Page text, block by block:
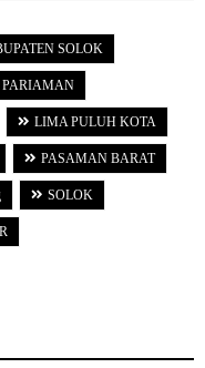
SOLOK
PARIAMAN
LIMA PULUH KOTA
PASAMAN BARAT
SOLOK